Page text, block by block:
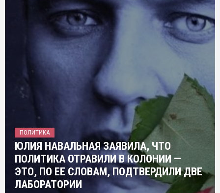
ПОЛИТИКА
ЮЛИЯ НАВАЛЬНАЯ ЗАЯВИЛА, ЧТО
ПОЛИТИКА ОТРАВИЛИ В КОЛОНИИ —
ЭТО, ПО ЕЕ СЛОВАМ, ПОДТВЕРДИЛИ ДВЕ
ЛАБОРАТОРИИ